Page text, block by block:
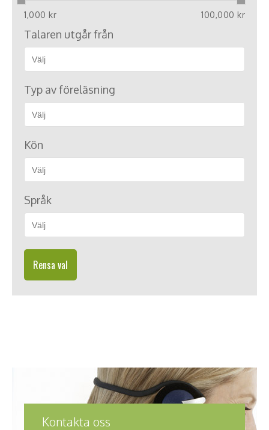
1,000 kr 100,000 kr
Talaren utgår från
Typ av föreläsning
Kön
Språk
Rensa val
Kontakta oss